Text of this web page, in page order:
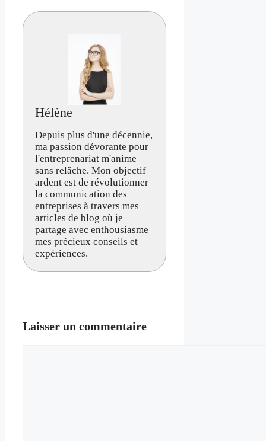
Hélène
Depuis plus d'une décennie,
ma passion dévorante pour
l'entreprenariat m'anime
sans relâche. Mon objectif
ardent est de révolutionner
la communication des
entreprises à travers mes
articles de blog où je
partage avec enthousiasme
mes précieux conseils et
expériences.
Laisser un commentaire